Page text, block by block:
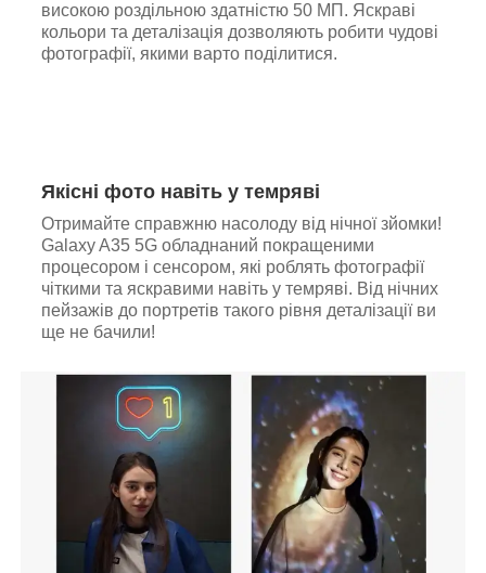
високою роздільною здатністю 50 МП. Яскраві
кольори та деталізація дозволяють робити чудові
фотографії, якими варто поділитися.
Якісні фото навіть у темряві
Отримайте справжню насолоду від нічної зйомки!
Galaxy A35 5G обладнаний покращеними
процесором і сенсором, які роблять фотографії
чіткими та яскравими навіть у темряві. Від нічних
пейзажів до портретів такого рівня деталізації ви
ще не бачили!